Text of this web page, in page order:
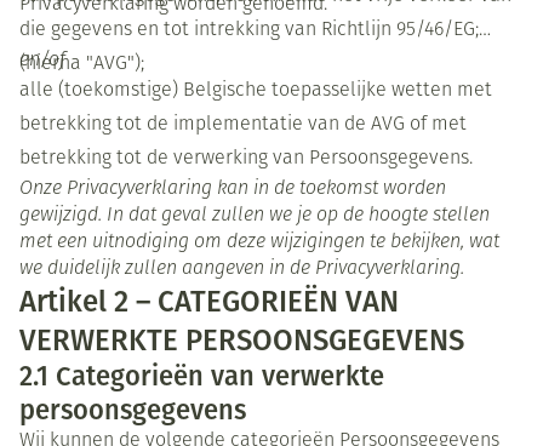
Privacyverklaring worden genoemd.
die gegevens en tot intrekking van Richtlijn 95/46/EG;
(hierna "AVG");
en/of
alle (toekomstige) Belgische toepasselijke wetten met
betrekking tot de implementatie van de AVG of met
betrekking tot de verwerking van Persoonsgegevens.
Onze Privacyverklaring kan in de toekomst worden
gewijzigd. In dat geval zullen we je op de hoogte stellen
met een uitnodiging om deze wijzigingen te bekijken, wat
we duidelijk zullen aangeven in de Privacyverklaring.
Artikel 2 – CATEGORIEËN VAN
VERWERKTE PERSOONSGEGEVENS
2.1 Categorieën van verwerkte
persoonsgegevens
Wij kunnen de volgende categorieën Persoonsgegevens